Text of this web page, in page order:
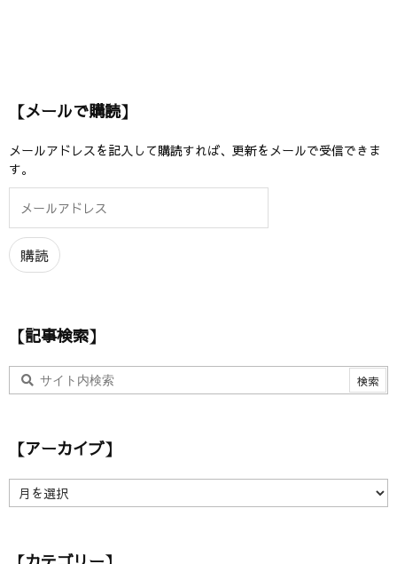
【メールで購読】
メールアドレスを記入して購読すれば、更新をメールで受信できま
す。
ル
ア
ド
購読
【記事検索】
【アーカイブ】
ア